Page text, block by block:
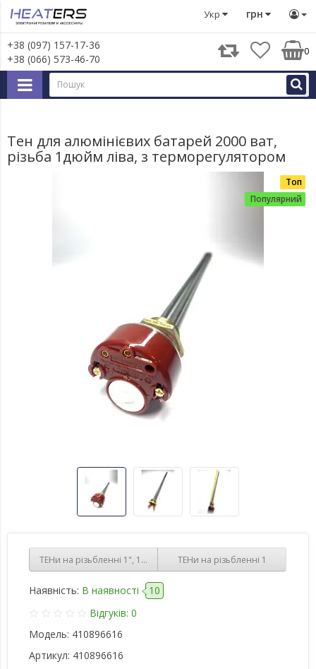
грн
Укр
+38 (097) 157-17-36
+38 (066) 573-46-70
0
Тени Тени в радіатори та сушки для рушників ТЕН на
Тен для алюмінієвих батарей 2000 ват,
різьба 1дюйм ліва, з терморегулятором
Топ
Популярний
ТЕНи на різьбленні 1", 1500 w, для алюмінієвих батарей з
ТЕНи на різьбленні 1
Наявність: В наявності
10
Відгуків: 0
Модель: 410896616
Артикул: 410896616